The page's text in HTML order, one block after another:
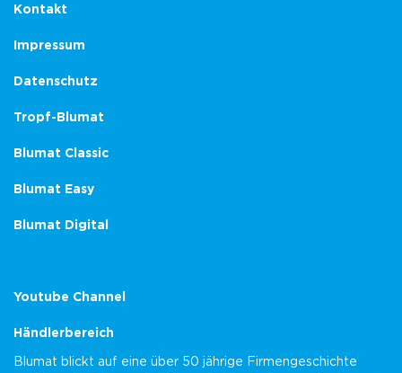
Kontakt
Impressum
Datenschutz
Tropf-Blumat
Blumat Classic
Blumat Easy
Blumat Digital
Youtube Channel
Händlerbereich
Blumat blickt auf eine über 50 jährige Firmengeschichte